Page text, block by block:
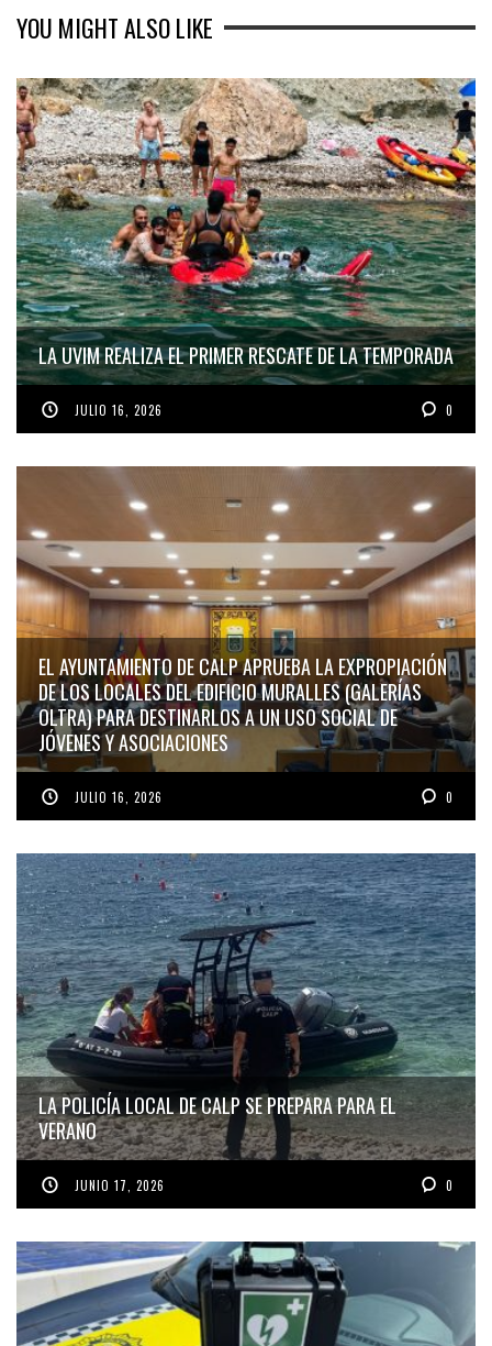
YOU MIGHT ALSO LIKE
LA UVIM REALIZA EL PRIMER RESCATE DE LA TEMPORADA
JULIO 16, 2026 0
EL AYUNTAMIENTO DE CALP APRUEBA LA EXPROPIACIÓN
DE LOS LOCALES DEL EDIFICIO MURALLES (GALERÍAS
OLTRA) PARA DESTINARLOS A UN USO SOCIAL DE
JÓVENES Y ASOCIACIONES
JULIO 16, 2026 0
LA POLICÍA LOCAL DE CALP SE PREPARA PARA EL
VERANO
JUNIO 17, 2026 0